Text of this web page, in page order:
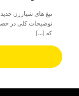
تیغ های شیارزن
توضیحات کلی در
که […]